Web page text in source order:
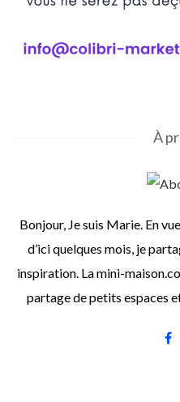
À
Bonjour, Je suis Marie. En
d’ici quelques mois, je
inspiration. La mini-
partage de petits espaces